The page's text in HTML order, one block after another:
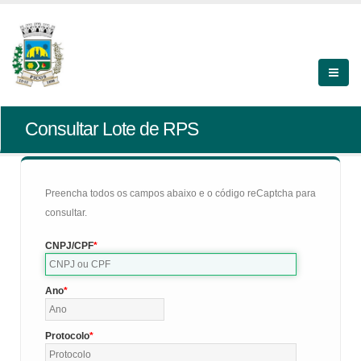
Consultar Lote de RPS
Preencha todos os campos abaixo e o código reCaptcha para
consultar.
CNPJ/CPF
Ano
Protocolo